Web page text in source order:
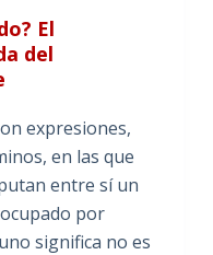
El
del
en las que
entre sí un
por
significa no es